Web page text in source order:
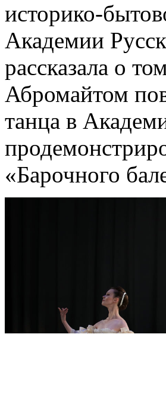
историко-
Академии
рассказала о
Абромайтом
танца в
«Барочного